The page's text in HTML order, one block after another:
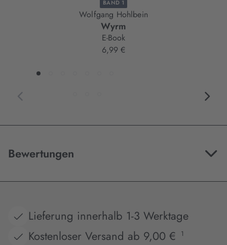
BAND 1
Wolfgang Hohlbein
Wyrm
E-Book
6,99 €
Bewertungen
Lieferung innerhalb 1-3 Werktage
Kostenloser Versand ab 9,00 €
1